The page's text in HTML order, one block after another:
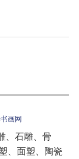
画网
石雕、骨
、面塑、陶瓷